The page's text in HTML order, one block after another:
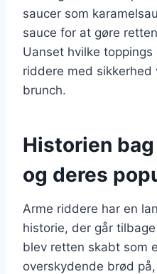
saucer som
sauce for at gøre
Uanset hvilke
riddere med
brunch.
Historien
og deres
Arme riddere har en
historie, der går
blev retten skabt som
overskydende brød